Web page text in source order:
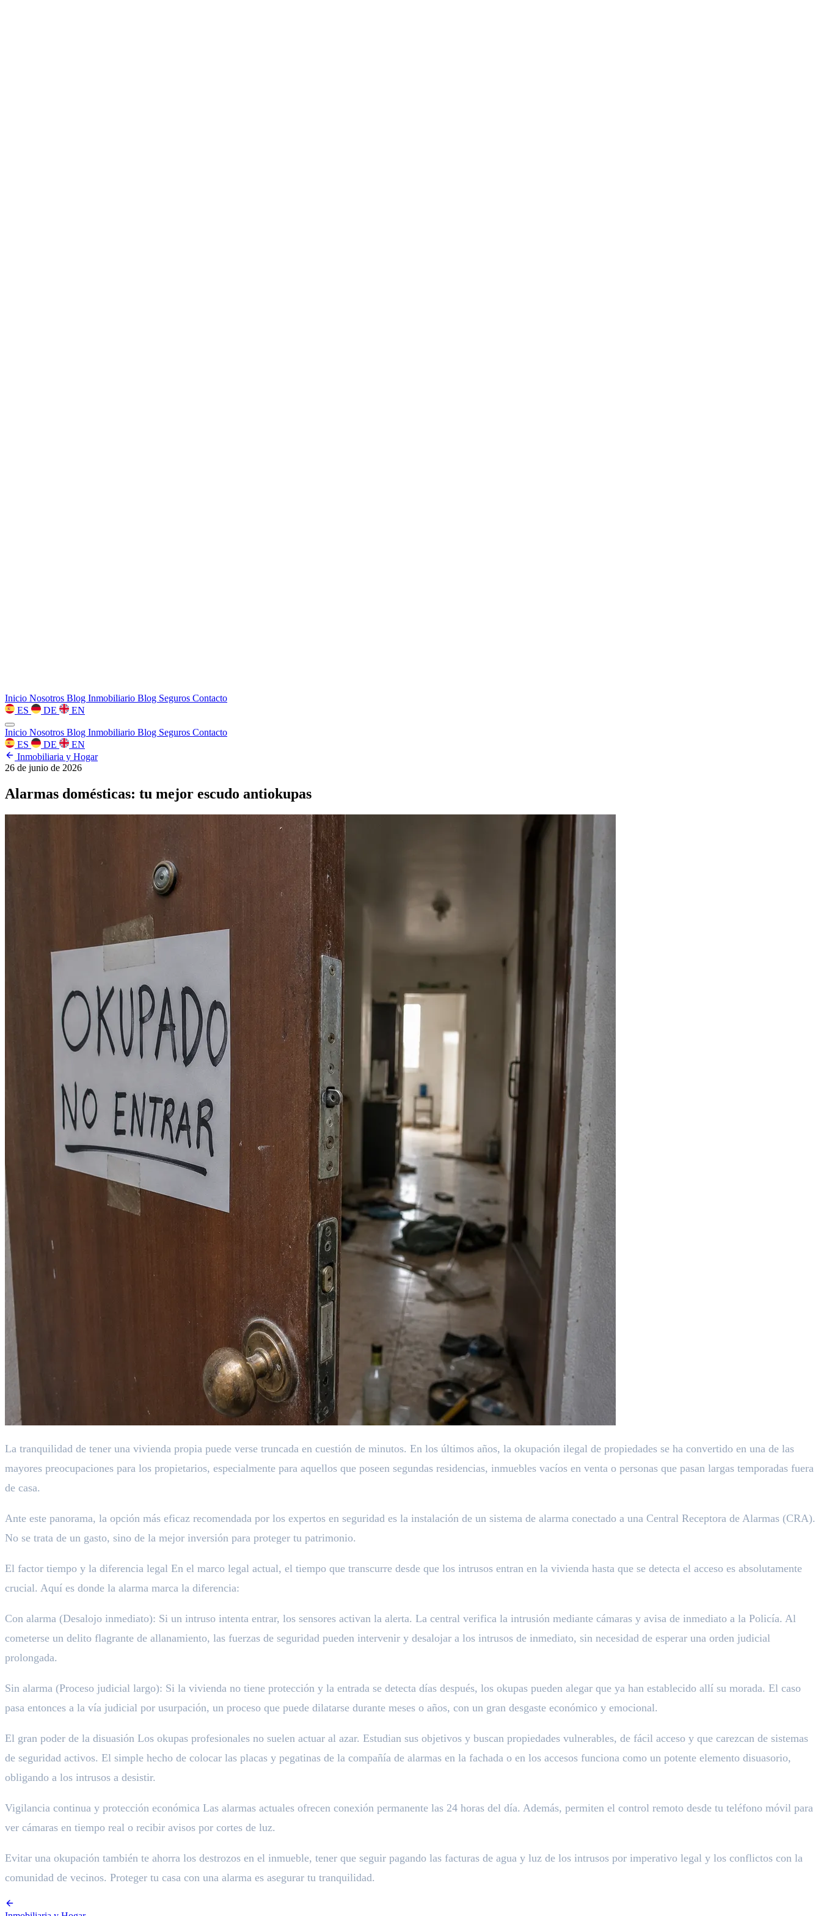
Inicio Nosotros Blog Inmobiliario Blog Seguros Contacto
ES
DE EN
Inicio Nosotros Blog Inmobiliario Blog Seguros Contacto
ES
DE
EN
Inmobiliaria y Hogar
26 de junio de 2026
Alarmas domésticas: tu mejor escudo antiokupas
La tranquilidad de tener una vivienda propia puede verse truncada en cuestión de minutos. En los últimos años, la okupación ilegal de propiedades se ha convertido en una de las
mayores preocupaciones para los propietarios, especialmente para aquellos que poseen segundas residencias, inmuebles vacíos en venta o personas que pasan largas temporadas fuera
de casa.
Ante este panorama, la opción más eficaz recomendada por los expertos en seguridad es la instalación de un sistema de alarma conectado a una Central Receptora de Alarmas (CRA).
No se trata de un gasto, sino de la mejor inversión para proteger tu patrimonio.
El factor tiempo y la diferencia legal En el marco legal actual, el tiempo que transcurre desde que los intrusos entran en la vivienda hasta que se detecta el acceso es absolutamente
crucial. Aquí es donde la alarma marca la diferencia:
Con alarma (Desalojo inmediato): Si un intruso intenta entrar, los sensores activan la alerta. La central verifica la intrusión mediante cámaras y avisa de inmediato a la Policía. Al
cometerse un delito flagrante de allanamiento, las fuerzas de seguridad pueden intervenir y desalojar a los intrusos de inmediato, sin necesidad de esperar una orden judicial
prolongada.
Sin alarma (Proceso judicial largo): Si la vivienda no tiene protección y la entrada se detecta días después, los okupas pueden alegar que ya han establecido allí su morada. El caso
pasa entonces a la vía judicial por usurpación, un proceso que puede dilatarse durante meses o años, con un gran desgaste económico y emocional.
El gran poder de la disuasión Los okupas profesionales no suelen actuar al azar. Estudian sus objetivos y buscan propiedades vulnerables, de fácil acceso y que carezcan de sistemas
de seguridad activos. El simple hecho de colocar las placas y pegatinas de la compañía de alarmas en la fachada o en los accesos funciona como un potente elemento disuasorio,
obligando a los intrusos a desistir.
Vigilancia continua y protección económica Las alarmas actuales ofrecen conexión permanente las 24 horas del día. Además, permiten el control remoto desde tu teléfono móvil para
ver cámaras en tiempo real o recibir avisos por cortes de luz.
Evitar una okupación también te ahorra los destrozos en el inmueble, tener que seguir pagando las facturas de agua y luz de los intrusos por imperativo legal y los conflictos con la
comunidad de vecinos. Proteger tu casa con una alarma es asegurar tu tranquilidad.